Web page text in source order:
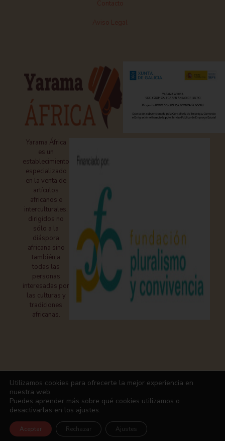
Yarama África
es un
establecimiento
especializado
en la venta de
artículos
africanos e
interculturales,
dirigidos no
sólo a la
diáspora
africana sino
también a
todas las
personas
interesadas por
las culturas y
tradiciones
africanas.
Utilizamos cookies para ofrecerte la mejor experiencia en
nuestra web.
Puedes aprender más sobre qué cookies utilizamos o
desactivarlas en los ajustes.
Aceptar Rechazar Ajustes